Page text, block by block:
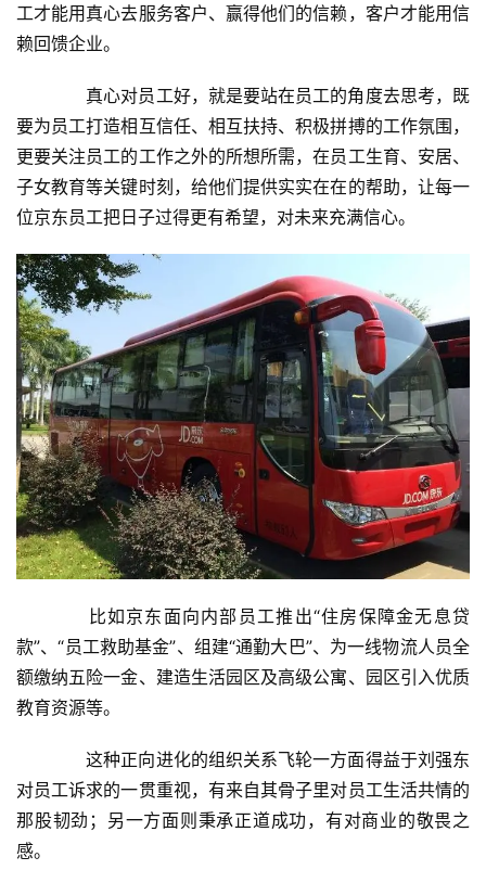
工才能用真心去服务客户、赢得他们的信赖，客户才能用信
赖回馈企业。
真心对员工好，就是要站在员工的角度去思考，既
要为员工打造相互信任、相互扶持、积极拼搏的工作氛围，
更要关注员工的工作之外的所想所需，在员工生育、安居、
子女教育等关键时刻，给他们提供实实在在的帮助，让每一
位京东员工把日子过得更有希望，对未来充满信心。
比如京东面向内部员工推出“住房保障金无息贷
款”、“员工救助基金”、组建“通勤大巴”、为一线物流人员全
额缴纳五险一金、建造生活园区及高级公寓、园区引入优质
教育资源等。
这种正向进化的组织关系飞轮一方面得益于刘强东
对员工诉求的一贯重视，有来自其骨子里对员工生活共情的
那股韧劲；另一方面则秉承正道成功，有对商业的敬畏之
感。